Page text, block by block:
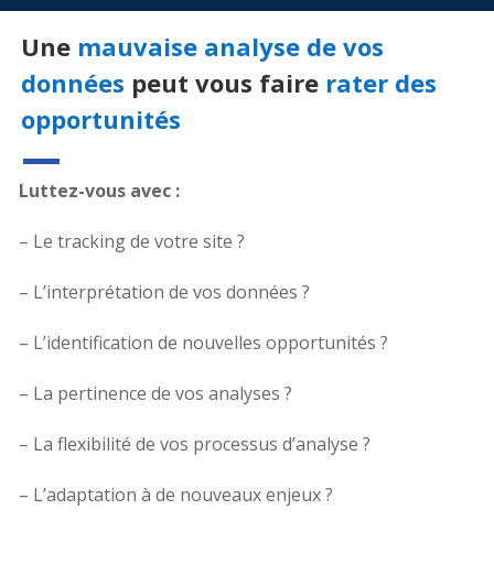
Une mauvaise analyse de vos
données peut vous faire rater des
opportunités
Luttez-vous avec :
– Le tracking de votre site ?
– L’interprétation de vos données ?
– L’identification de nouvelles opportunités ?
– La pertinence de vos analyses ?
– La flexibilité de vos processus d’analyse ?
– L’adaptation à de nouveaux enjeux ?